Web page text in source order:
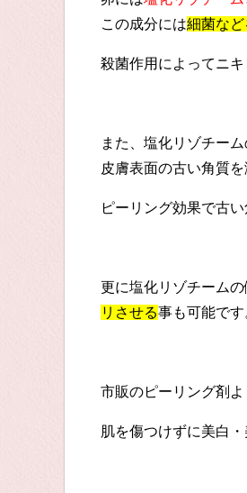
この成分には細菌など
殺菌作用によってニ
また、塩化リゾチー
皮膚表面の古い角質
ピーリング効果で古
更に塩化リゾチーム
リさせる事も可能です
市販のピーリング剤よ
肌を傷つけずに美白